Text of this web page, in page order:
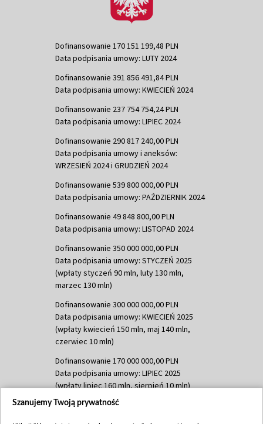
Dofinansowanie 170 151 199,48 PLN
Data podpisania umowy: LUTY 2024
Dofinansowanie 391 856 491,84 PLN
Data podpisania umowy: KWIECIEŃ 2024
Dofinansowanie 237 754 754,24 PLN
Data podpisania umowy: LIPIEC 2024
Dofinansowanie 290 817 240,00 PLN
Data podpisania umowy i aneksów:
WRZESIEŃ 2024 i GRUDZIEŃ 2024
Dofinansowanie 539 800 000,00 PLN
Data podpisania umowy: PAŹDZIERNIK 2024
Dofinansowanie 49 848 800,00 PLN
Data podpisania umowy: LISTOPAD 2024
Dofinansowanie 350 000 000,00 PLN
Data podpisania umowy: STYCZEŃ 2025
(wpłaty styczeń 90 mln, luty 130 mln,
marzec 130 mln)
Dofinansowanie 300 000 000,00 PLN
Data podpisania umowy: KWIECIEŃ 2025
(wpłaty kwiecień 150 mln, maj 140 mln,
czerwiec 10 mln)
Dofinansowanie 170 000 000,00 PLN
Data podpisania umowy: LIPIEC 2025
(wpłaty lipiec 160 mln, sierpień 10 mln)
Dofinansowanie 60 000 000,00 PLN
Szanujemy Twoją prywatność